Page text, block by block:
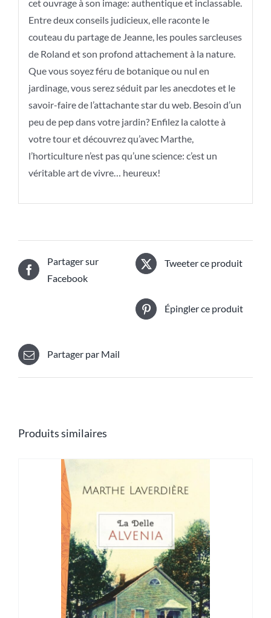
cet ouvrage à son image: authentique et inclassable.
Entre deux conseils judicieux, elle raconte le
couteau du partage de Jeanne, les poules sarcleuses
de Roland et son profond attachement à la nature.
Que vous soyez féru de botanique ou nul en
jardinage, vous serez séduit par les anecdotes et le
savoir-faire de l’attachante star du web. Besoin d’un
peu de pep dans votre jardin? Enfilez la calotte à
votre tour et découvrez qu’avec Marthe,
l’horticulture n’est pas qu’une science: c’est un
véritable art de vivre… heureux!
Partager sur
Facebook
Tweeter ce produit
Épingler ce produit
Partager par Mail
Produits similaires